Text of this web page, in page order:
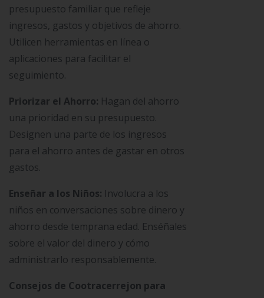
presupuesto familiar que refleje
ingresos, gastos y objetivos de ahorro.
Utilicen herramientas en línea o
aplicaciones para facilitar el
seguimiento.
Priorizar el Ahorro: Hagan del ahorro
una prioridad en su presupuesto.
Designen una parte de los ingresos
para el ahorro antes de gastar en otros
gastos.
Enseñar a los Niños: Involucra a los
niños en conversaciones sobre dinero y
ahorro desde temprana edad. Enséñales
sobre el valor del dinero y cómo
administrarlo responsablemente.
Consejos de Cootracerrejon para